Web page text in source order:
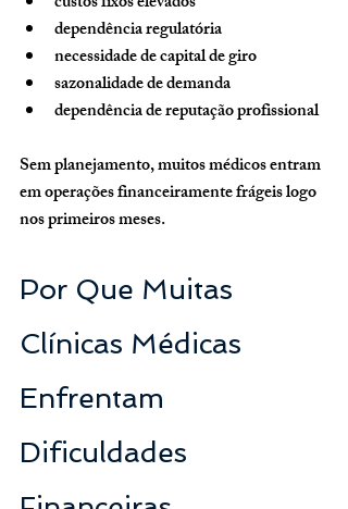
dependência regulatória
necessidade de capital de giro
sazonalidade de demanda
dependência de reputação profissional
Sem planejamento, muitos médicos entram
em operações financeiramente frágeis logo
nos primeiros meses.
Por Que Muitas
Clínicas Médicas
Enfrentam
Dificuldades